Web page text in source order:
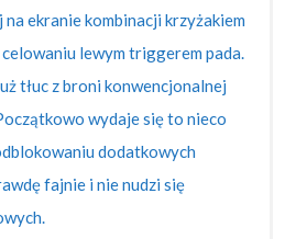
ekranie kombinacji krzyżakiem
lewym triggerem pada.
tłuc z broni konwencjonalnej
wydaje się to nieco
dodatkowych
fajnie i nie nudzi się